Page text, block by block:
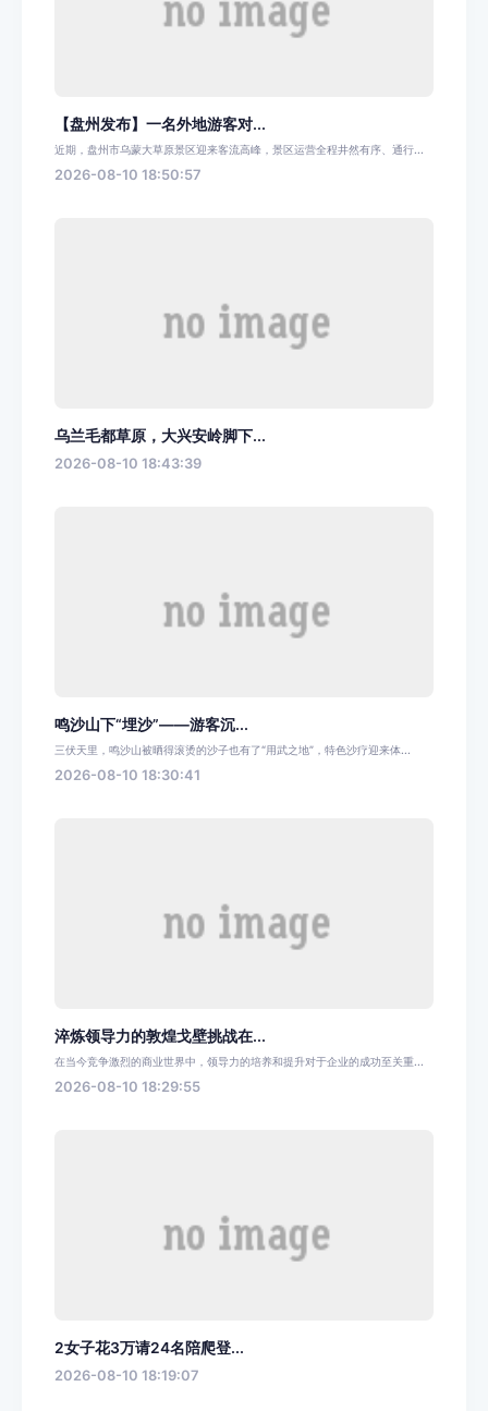
【盘州发布】一名外地游客对...
近期，盘州市乌蒙大草原景区迎来客流高峰，景区运营全程井然有序、通行...
2026-08-10 18:50:57
乌兰毛都草原，大兴安岭脚下...
2026-08-10 18:43:39
鸣沙山下“埋沙”——游客沉...
三伏天里，鸣沙山被晒得滚烫的沙子也有了“用武之地”，特色沙疗迎来体...
2026-08-10 18:30:41
淬炼领导力的敦煌戈壁挑战在...
在当今竞争激烈的商业世界中，领导力的培养和提升对于企业的成功至关重...
2026-08-10 18:29:55
2女子花3万请24名陪爬登...
2026-08-10 18:19:07